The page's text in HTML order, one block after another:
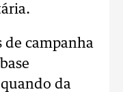
de campanha
da